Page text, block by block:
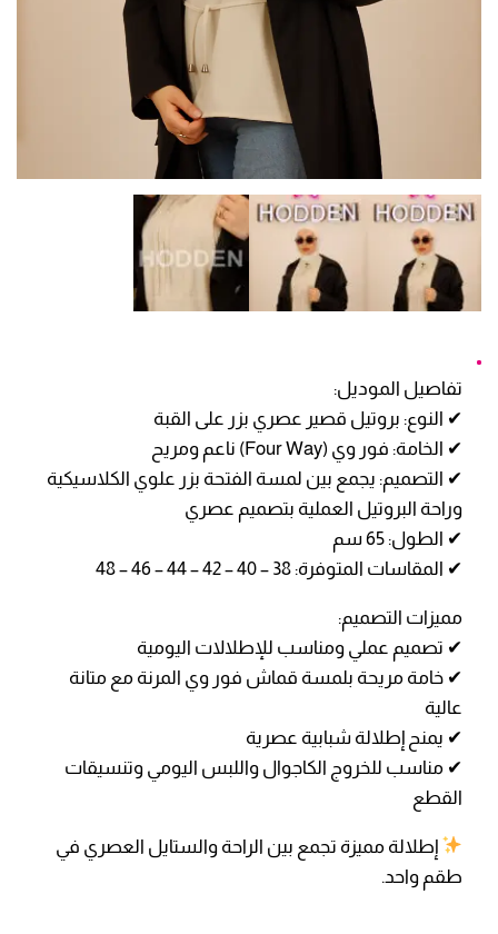
تفاصيل الموديل:
✔ النوع: بروتيل قصير عصري بزر على القبة
✔ الخامة: فور وي (Four Way) ناعم ومريح
✔ التصميم: يجمع بين لمسة الفتحة بزر علوي الكلاسيكية
وراحة البروتيل العملية بتصميم عصري
✔ الطول: 65 سم
✔ المقاسات المتوفرة: 38 – 40 – 42 – 44 – 46 – 48
مميزات التصميم:
✔ تصميم عملي ومناسب للإطلالات اليومية
✔ خامة مريحة بلمسة قماش فور وي المرنة مع متانة
عالية
✔ يمنح إطلالة شبابية عصرية
✔ مناسب للخروج الكاجوال واللبس اليومي وتنسيقات
القطع
إطلالة مميزة تجمع بين الراحة والستايل العصري في
طقم واحد.